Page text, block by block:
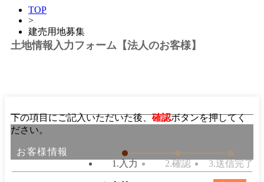
TOP
>
建売用地募集
土地情報入力フォーム【法人のお客様】
下の項目にご記入いただいた後、確認ボタンを押してく
ださい。
1.入力 2.確認 3.送信完了
お客様情報